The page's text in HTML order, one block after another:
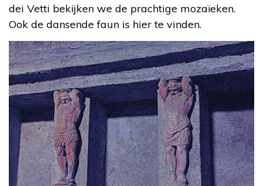
dei Vetti bekijken we de prachtige mozaïeken.
Ook de dansende faun is hier te vinden.